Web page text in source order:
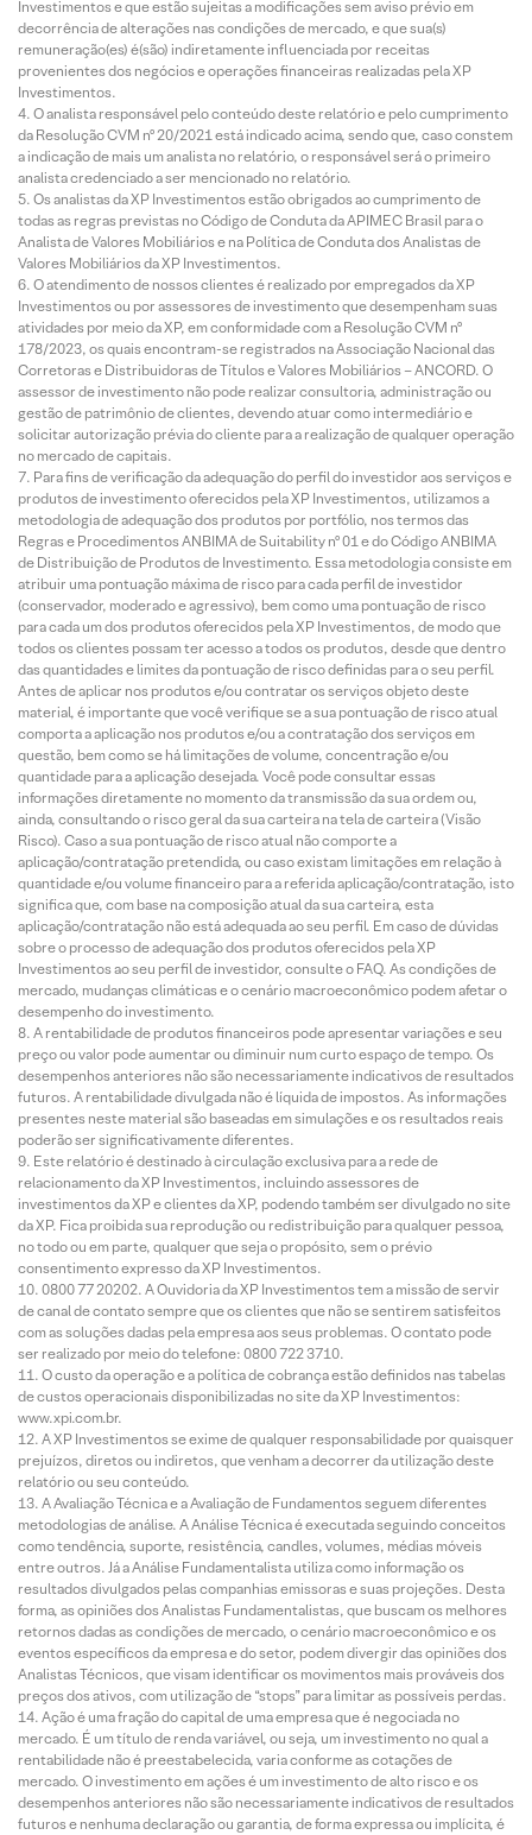
Investimentos e que estão sujeitas a modificações sem aviso prévio em
decorrência de alterações nas condições de mercado, e que sua(s)
remuneração(es) é(são) indiretamente influenciada por receitas
provenientes dos negócios e operações financeiras realizadas pela XP
Investimentos.
O analista responsável pelo conteúdo deste relatório e pelo cumprimento
da Resolução CVM nº 20/2021 está indicado acima, sendo que, caso constem
a indicação de mais um analista no relatório, o responsável será o primeiro
analista credenciado a ser mencionado no relatório.
Os analistas da XP Investimentos estão obrigados ao cumprimento de
todas as regras previstas no Código de Conduta da APIMEC Brasil para o
Analista de Valores Mobiliários e na Política de Conduta dos Analistas de
Valores Mobiliários da XP Investimentos.
O atendimento de nossos clientes é realizado por empregados da XP
Investimentos ou por assessores de investimento que desempenham suas
atividades por meio da XP, em conformidade com a Resolução CVM nº
178/2023, os quais encontram-se registrados na Associação Nacional das
Corretoras e Distribuidoras de Títulos e Valores Mobiliários – ANCORD. O
assessor de investimento não pode realizar consultoria, administração ou
gestão de patrimônio de clientes, devendo atuar como intermediário e
solicitar autorização prévia do cliente para a realização de qualquer operação
no mercado de capitais.
Para fins de verificação da adequação do perfil do investidor aos serviços e
produtos de investimento oferecidos pela XP Investimentos, utilizamos a
metodologia de adequação dos produtos por portfólio, nos termos das
Regras e Procedimentos ANBIMA de Suitability nº 01 e do Código ANBIMA
de Distribuição de Produtos de Investimento. Essa metodologia consiste em
atribuir uma pontuação máxima de risco para cada perfil de investidor
(conservador, moderado e agressivo), bem como uma pontuação de risco
para cada um dos produtos oferecidos pela XP Investimentos, de modo que
todos os clientes possam ter acesso a todos os produtos, desde que dentro
das quantidades e limites da pontuação de risco definidas para o seu perfil.
Antes de aplicar nos produtos e/ou contratar os serviços objeto deste
material, é importante que você verifique se a sua pontuação de risco atual
comporta a aplicação nos produtos e/ou a contratação dos serviços em
questão, bem como se há limitações de volume, concentração e/ou
quantidade para a aplicação desejada. Você pode consultar essas
informações diretamente no momento da transmissão da sua ordem ou,
ainda, consultando o risco geral da sua carteira na tela de carteira (Visão
Risco). Caso a sua pontuação de risco atual não comporte a
aplicação/contratação pretendida, ou caso existam limitações em relação à
quantidade e/ou volume financeiro para a referida aplicação/contratação, isto
significa que, com base na composição atual da sua carteira, esta
aplicação/contratação não está adequada ao seu perfil. Em caso de dúvidas
sobre o processo de adequação dos produtos oferecidos pela XP
Investimentos ao seu perfil de investidor, consulte o FAQ. As condições de
mercado, mudanças climáticas e o cenário macroeconômico podem afetar o
desempenho do investimento.
A rentabilidade de produtos financeiros pode apresentar variações e seu
preço ou valor pode aumentar ou diminuir num curto espaço de tempo. Os
desempenhos anteriores não são necessariamente indicativos de resultados
futuros. A rentabilidade divulgada não é líquida de impostos. As informações
presentes neste material são baseadas em simulações e os resultados reais
poderão ser significativamente diferentes.
Este relatório é destinado à circulação exclusiva para a rede de
relacionamento da XP Investimentos, incluindo assessores de
investimentos da XP e clientes da XP, podendo também ser divulgado no site
da XP. Fica proibida sua reprodução ou redistribuição para qualquer pessoa,
no todo ou em parte, qualquer que seja o propósito, sem o prévio
consentimento expresso da XP Investimentos.
0800 77 20202. A Ouvidoria da XP Investimentos tem a missão de servir
de canal de contato sempre que os clientes que não se sentirem satisfeitos
com as soluções dadas pela empresa aos seus problemas. O contato pode
ser realizado por meio do telefone: 0800 722 3710.
O custo da operação e a política de cobrança estão definidos nas tabelas
de custos operacionais disponibilizadas no site da XP Investimentos:
www.xpi.com.br.
A XP Investimentos se exime de qualquer responsabilidade por quaisquer
prejuízos, diretos ou indiretos, que venham a decorrer da utilização deste
relatório ou seu conteúdo.
A Avaliação Técnica e a Avaliação de Fundamentos seguem diferentes
metodologias de análise. A Análise Técnica é executada seguindo conceitos
como tendência, suporte, resistência, candles, volumes, médias móveis
entre outros. Já a Análise Fundamentalista utiliza como informação os
resultados divulgados pelas companhias emissoras e suas projeções. Desta
forma, as opiniões dos Analistas Fundamentalistas, que buscam os melhores
retornos dadas as condições de mercado, o cenário macroeconômico e os
eventos específicos da empresa e do setor, podem divergir das opiniões dos
Analistas Técnicos, que visam identificar os movimentos mais prováveis dos
preços dos ativos, com utilização de “stops” para limitar as possíveis perdas.
Ação é uma fração do capital de uma empresa que é negociada no
mercado. É um título de renda variável, ou seja, um investimento no qual a
rentabilidade não é preestabelecida, varia conforme as cotações de
mercado. O investimento em ações é um investimento de alto risco e os
desempenhos anteriores não são necessariamente indicativos de resultados
futuros e nenhuma declaração ou garantia, de forma expressa ou implícita, é